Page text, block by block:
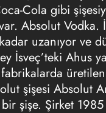
Cola gibi
Absolut Vodka.
uzanıyor ve
İsveç’teki Ahus
şişesi Absolut
şişe. Şirket 1985